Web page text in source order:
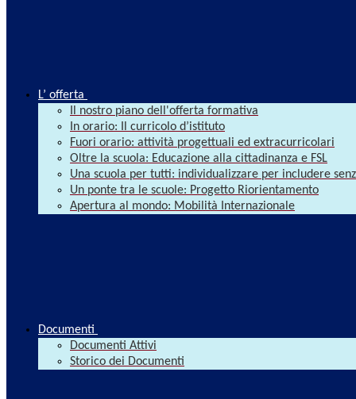
L’ offerta
Il nostro piano dell'offerta formativa
In orario: Il curricolo d’istituto
Fuori orario: attività progettuali ed extracurricolari
Oltre la scuola: Educazione alla cittadinanza e FSL
Una scuola per tutti: individualizzare per includere
Un ponte tra le scuole: Progetto Riorientamento
Apertura al mondo: Mobilità Internazionale
Documenti
Documenti Attivi
Storico dei Documenti